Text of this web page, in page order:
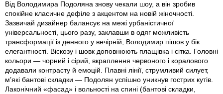
Від Володимира Подоляна знову чекали шоу, а він зробив
спокійне класичне дефіле з акцентом на новій жіночності.
Зазвичай дизайнер балансує на межі урбаністичної
універсальності, цього разу, заклавши в одяг можливість
трансформації із денного у вечірній, Володимир пішов у бік
елегантності. Віскозу і шовк доповнюють плащівка і сітка. Головні
кольори — чорний і сірий, вкраплення червоного і коралового
додавали контрасту й емоцій. Плавні лінії, струмливий силует,
м’які бантові складки — Подолян успішно уникнув гострих кутів.
Лаконічний «фасад» і вольності на спині (бантові складки,